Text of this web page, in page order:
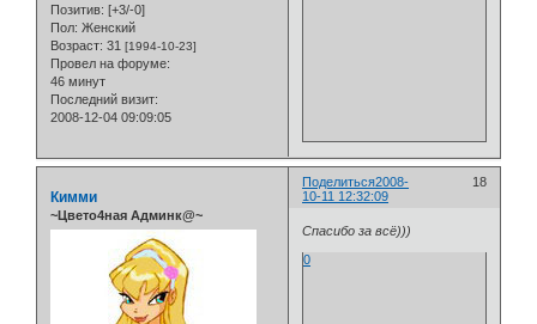
Позитив: [+3/-0]
Пол: Женский
Возраст: 31 [1994-10-23]
Провел на форуме:
46 минут
Последний визит:
2008-12-04 09:09:05
Поделиться 18
2008-
10-11 12:32:09
Кимми
~Цвето4ная Админк@~
Спасибо за всё)))
0